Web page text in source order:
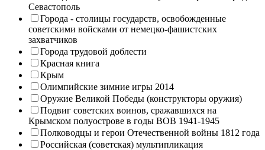
Севастополь
Города - столицы государств, освобожденные
советскими войсками от немецко-фашистских
захватчиков
Города трудовой доблести
Красная книга
Крым
Олимпийские зимние игры 2014
Оружие Великой Победы (конструкторы оружия)
Подвиг советских воинов, сражавшихся на
Крымском полуострове в годы ВОВ 1941-1945
Полководцы и герои Отечественной войны 1812 года
Российская (советская) мультипликация